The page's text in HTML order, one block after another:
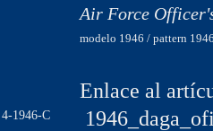
4-1946-C
Air Force
modelo 1946 / pattern 1946
Enlace al